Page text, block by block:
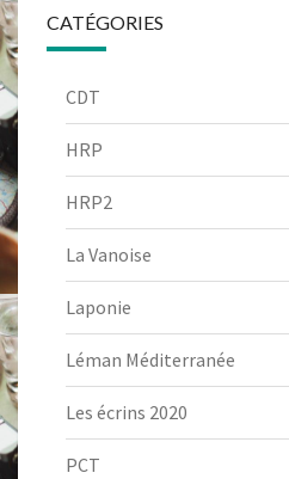
CATÉGORIES
CDT
HRP
HRP2
La Vanoise
Laponie
Léman Méditerranée
Les écrins 2020
PCT